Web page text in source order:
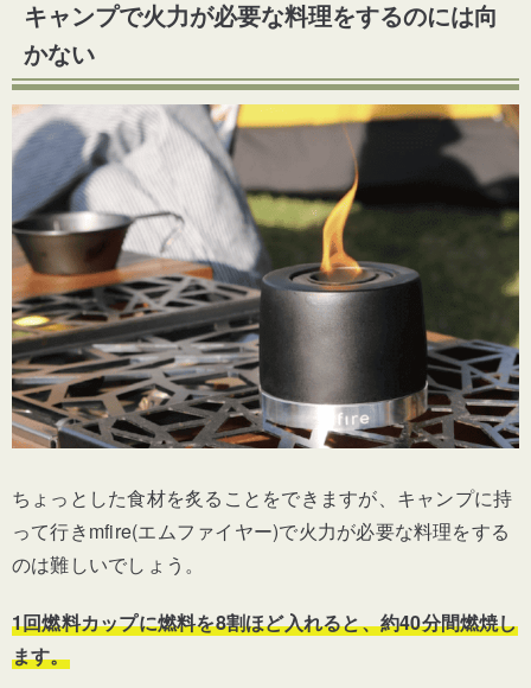
キャンプで火力が必要な料理をするのには向
かない
ちょっとした食材を炙ることをできますが、キャンプに持
って行きmfire(エムファイヤー)で火力が必要な料理をする
のは難しいでしょう。
1回燃料カップに燃料を8割ほど入れると、約40分間燃焼し
ます。